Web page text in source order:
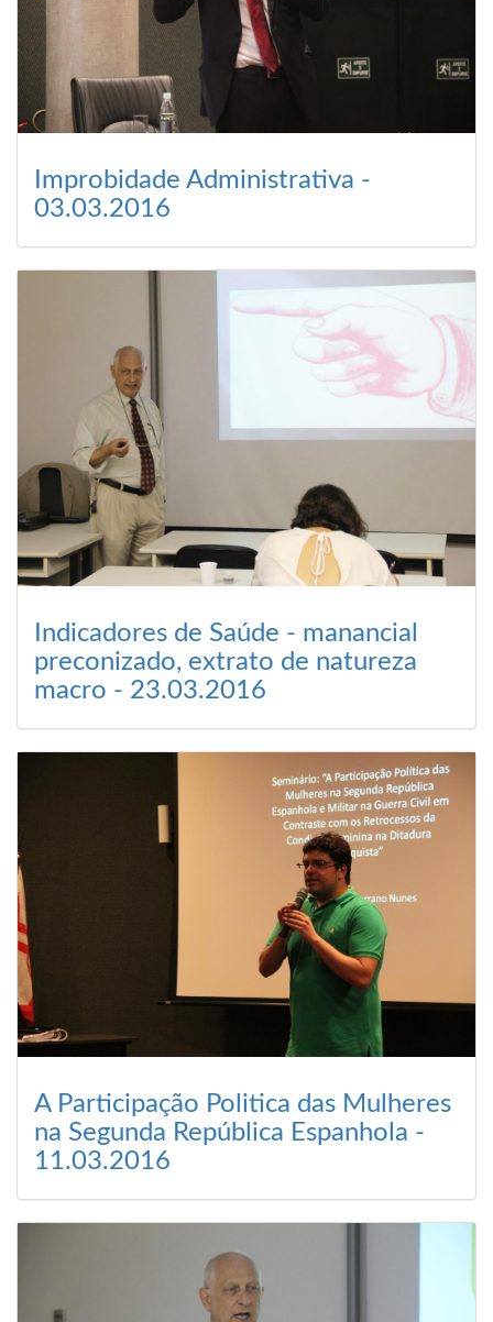
Improbidade Administrativa -
03.03.2016
Indicadores de Saúde - manancial
preconizado, extrato de natureza
macro - 23.03.2016
A Participação Politica das Mulheres
na Segunda República Espanhola -
11.03.2016